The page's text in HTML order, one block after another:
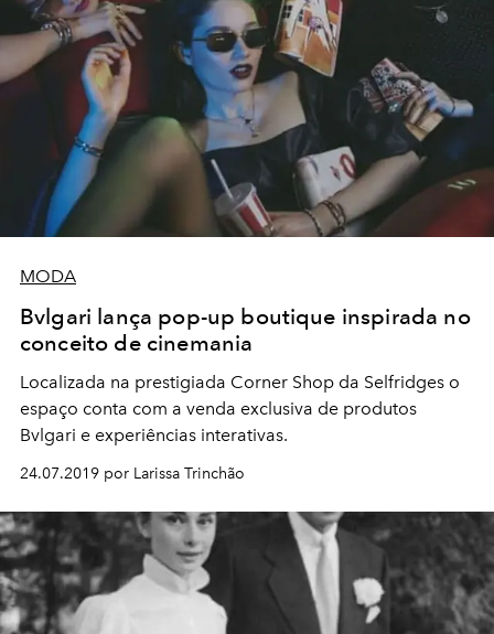
MODA
Bvlgari lança pop-up boutique inspirada no
conceito de cinemania
Localizada na prestigiada Corner Shop da Selfridges o
espaço conta com a venda exclusiva de produtos
Bvlgari e experiências interativas.
24.07.2019 por Larissa Trinchão